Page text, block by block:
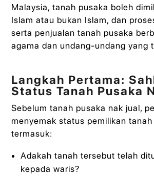
Malaysia, tanah pusaka boleh
Islam atau bukan Islam, dan
serta penjualan tanah pusaka
agama dan undang-undang yang
Langkah Pertama:
Status Tanah Pusaka
Sebelum tanah pusaka nak jual,
menyemak status pemilikan
termasuk:
Adakah tanah tersebut telah
kepada waris?